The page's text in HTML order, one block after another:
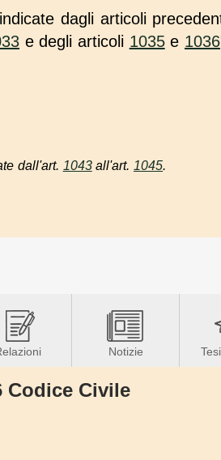
dagli articoli
e degli articoli 1035e 1036
dall'art. 1043all'art. 1045.
Notizie Tesi
Codice Civile